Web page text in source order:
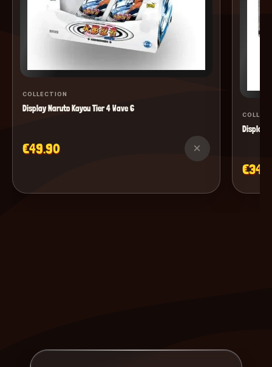
COLLECTION
Display Naruto Kayou Tier 4 Wave 6
€49.90 ×
Display